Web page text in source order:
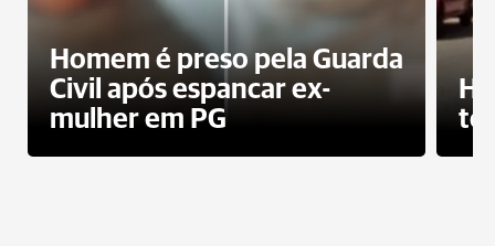
Homem é preso pela Guarda
Civil após espancar ex-
mulher em PG